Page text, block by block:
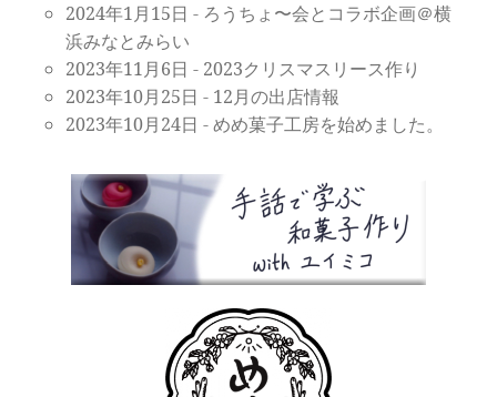
2024年1月15日 - ろうちょ〜会とコラボ企画＠横
浜みなとみらい
2023年11月6日 - 2023クリスマスリース作り
2023年10月25日 - 12月の出店情報
2023年10月24日 -めめ菓子工房を始めました。